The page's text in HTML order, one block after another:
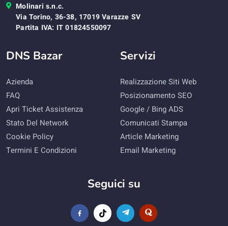
Molinari s.n.c.
Via Torino, 36-38, 17019 Varazze SV
Partita IVA: IT 01824550097
DNS Bazar
Azienda
FAQ
Apri Ticket Assistenza
Stato Del Network
Cookie Policy
Termini E Condizioni
Servizi
Realizzazione Siti Web
Posizionamento SEO
Google / Bing ADS
Comunicati Stampa
Article Marketing
Email Marketing
Seguici su